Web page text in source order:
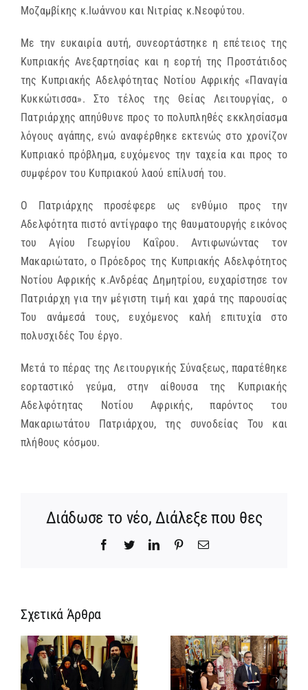
Μοζαμβίκης κ.Ιωάννου και Νιτρίας κ.Νεοφύτου.
Με την ευκαιρία αυτή, συνεορτάστηκε η επέτειος της
Κυπριακής Ανεξαρτησίας και η εορτή της Προστάτιδος
της Κυπριακής Αδελφότητας Νοτίου Αφρικής «Παναγία
Κυκκώτισσα». Στο τέλος της Θείας Λειτουργίας, ο
Πατριάρχης απηύθυνε προς το πολυπληθές εκκλησίασμα
λόγους αγάπης, ενώ αναφέρθηκε εκτενώς στο χρονίζον
Κυπριακό πρόβλημα, ευχόμενος την ταχεία και προς το
συμφέρον του Κυπριακού λαού επίλυσή του.
Ο Πατριάρχης προσέφερε ως ενθύμιο προς την
Αδελφότητα πιστό αντίγραφο της θαυματουργής εικόνος
του Αγίου Γεωργίου Καΐρου. Αντιφωνώντας τον
Μακαριώτατο, ο Πρόεδρος της Κυπριακής Αδελφότητος
Νοτίου Αφρικής κ.Ανδρέας Δημητρίου, ευχαρίστησε τον
Πατριάρχη για την μέγιστη τιμή και χαρά της παρουσίας
Του ανάμεσά τους, ευχόμενος καλή επιτυχία στο
πολυσχιδές Του έργο.
Μετά το πέρας της Λειτουργικής Σύναξεως, παρατέθηκε
εορταστικό γεύμα, στην αίθουσα της Κυπριακής
Αδελφότητας Νοτίου Αφρικής, παρόντος του
Μακαριωτάτου Πατριάρχου, της συνοδείας Του και
πλήθους κόσμου.
Διάδωσε το νέο, Διάλεξε που θες
Facebook
TwitterLinkedInPinterestEmail
Σχετικά Άρθρα
Αρχιμανδρίτης
και
Πατριαρχική
Νέος
Μοναχός στο